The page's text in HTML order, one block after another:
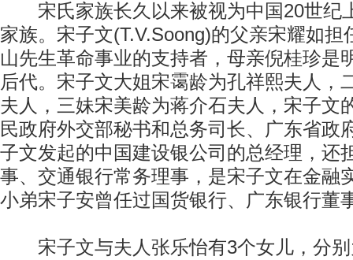
宋氏家族长久以来被视为中国20世纪
家族。宋子文(T.V.Soong)的父亲宋耀如担
山先生革命事业的支持者，母亲倪桂珍是
后代。宋子文大姐宋霭龄为孔祥熙夫人，
夫人，三妹宋美龄为蒋介石夫人，宋子文
民政府外交部秘书和总务司长、广东省政
子文发起的中国建设银公司的总经理，还
事、交通银行常务理事，是宋子文在金融
小弟宋子安曾任过国货银行、广东银行董
宋子文与夫人张乐怡有3个女儿，分别